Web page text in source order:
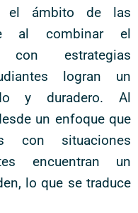
el ámbito de las
al combinar el
con estrategias
logran un
y duradero. Al
un enfoque que
con situaciones
encuentran un
lo que se traduce